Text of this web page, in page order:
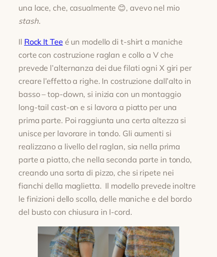
una lace, che, casualmente 😊, avevo nel mio
stash.
Il Rock It Teeé un modello di t-shirt a maniche
corte con costruzione raglan e collo a V che
prevede l’alternanza dei due filati ogni X giri per
creare l’effetto a righe. In costruzione dall’alto in
basso – top-down, si inizia con un montaggio
long-tail cast-on e si lavora a piatto per una
prima parte. Poi raggiunta una certa altezza si
unisce per lavorare in tondo. Gli aumenti si
realizzano a livello del raglan, sia nella prima
parte a piatto, che nella seconda parte in tondo,
creando una sorta di pizzo, che si ripete nei
fianchi della maglietta. Il modello prevede inoltre
le finizioni dello scollo, delle maniche e del bordo
del busto con chiusura in I-cord.